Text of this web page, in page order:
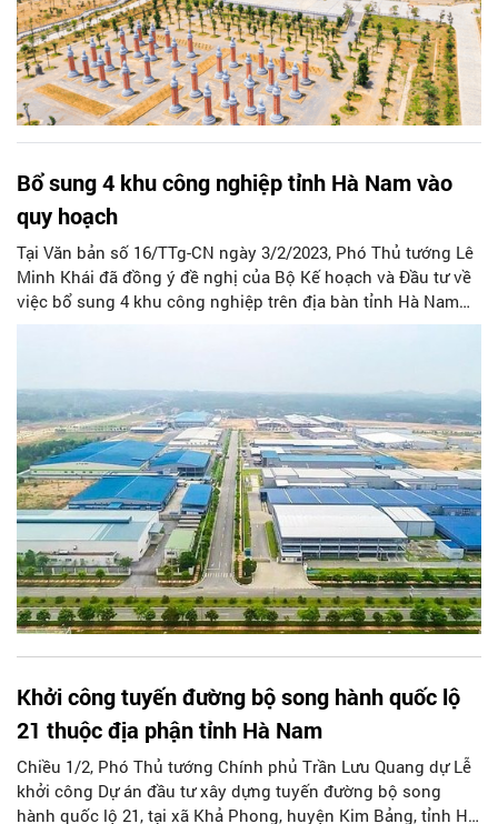
Bổ sung 4 khu công nghiệp tỉnh Hà Nam vào
quy hoạch
Tại Văn bản số 16/TTg-CN ngày 3/2/2023, Phó Thủ tướng Lê
Minh Khái đã đồng ý đề nghị của Bộ Kế hoạch và Đầu tư về
việc bổ sung 4 khu công nghiệp trên địa bàn tỉnh Hà Nam
vào Quy hoạch phát triển các khu công nghiệp ở Việt Nam.
Khởi công tuyến đường bộ song hành quốc lộ
21 thuộc địa phận tỉnh Hà Nam
Chiều 1/2, Phó Thủ tướng Chính phủ Trần Lưu Quang dự Lễ
khởi công Dự án đầu tư xây dựng tuyến đường bộ song
hành quốc lộ 21, tại xã Khả Phong, huyện Kim Bảng, tỉnh Hà